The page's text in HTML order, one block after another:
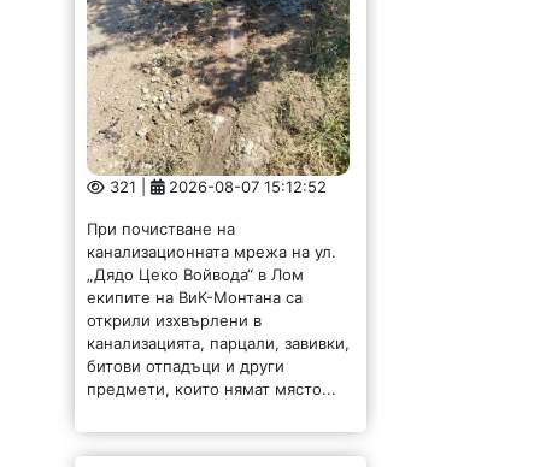
321 | 2026-08-07 15:12:52
При почистване на
канализационната мрежа на ул.
„Дядо Цеко Войвода“ в Лом
екипите на ВиК-Монтана са
открили изхвърлени в
канализацията, парцали, завивки,
битови отпадъци и други
предмети, които нямат място...